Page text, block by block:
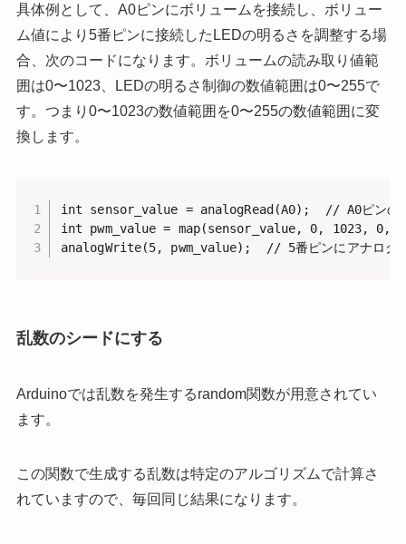
具体例として、A0ピンにボリュームを接続し、ボリュー
ム値により5番ピンに接続したLEDの明るさを調整する場
合、次のコードになります。ボリュームの読み取り値範
囲は0〜1023、LEDの明るさ制御の数値範囲は0〜255で
す。つまり0〜1023の数値範囲を0〜255の数値範囲に変
換します。
int sensor_value = analogRead(A0);  // A0ピンの電
int pwm_value = map(sensor_value, 0, 1023, 0,
analogWrite(5, pwm_value);  // 5番ピンにアナログ
乱数のシードにする
Arduinoでは乱数を発生するrandom関数が用意されてい
ます。
この関数で生成する乱数は特定のアルゴリズムで計算さ
れていますので、毎回同じ結果になります。